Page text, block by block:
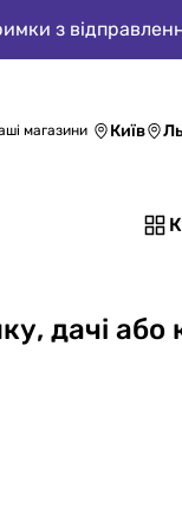
з
магазини Київ
дачі або